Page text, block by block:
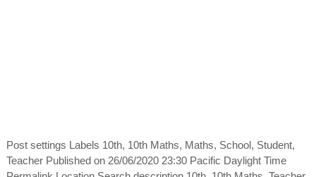
Post settings Labels 10th, 10th Maths, Maths, School, Student,
Teacher Published on 26/06/2020 23:30 Pacific Daylight Time